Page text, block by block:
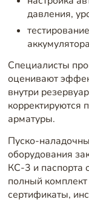
давления,
Специалисты
оценивают
внутри
корректируются
арматуры.
Пуско-
оборудования
КС-3 и паспорта
полный
сертификаты,